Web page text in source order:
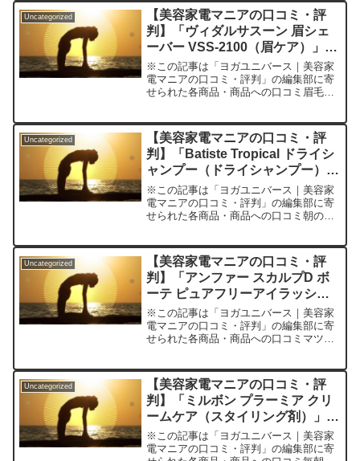
けど「髪を洗う余裕がない」――そんな
経験、ありませんか？仕事...
Uncategorized
【美容家電マニアの口コミ・評
判】「ヴィダルサスーン 眉シェ
ーバー VSS-2100（眉ケア）」を
実際に使ってみた正直感想
※この記事は「ヨガユニバース｜美容家
電マニアの口コミ・評判」の編集部に寄
せられた各商品・商品への口コミ眉毛ケ
定番に迫る眉毛の手入れ、みなさんどう
していますか？「毎回サロ...
Uncategorized
【美容家電マニアの口コミ・評
判】「Batiste Tropical ドライシ
ャンプー（ドライシャンプー）」
を実際に使ってみた正直感想
※この記事は「ヨガユニバース｜美容家
電マニアの口コミ・評判」の編集部に寄
せられた各商品・商品への口コミ朝のバ
朝や、ジムの後、汗ばむ外出先。「あ
あ、髪がベタつく…でも今か...
Uncategorized
【美容家電マニアの口コミ・評
判】「アンファー スカルプD ボ
ーテ ピュアフリーアイラッシュ
（まつげ美容液）」を実際に使っ
てみた正直感想
※この記事は「ヨガユニバース｜美容家
電マニアの口コミ・評判」の編集部に寄
せられた各商品・商品への口コミマツエ
ルプD ボーテ ピュアフリーアイラッシ
ュ」を選んだ理由「最...
Uncategorized
【美容家電マニアの口コミ・評
判】「ミルボン プラーミア クリ
ームケア（スタイリング剤）」を
実際に使ってみた正直感想
※この記事は「ヨガユニバース｜美容家
電マニアの口コミ・評判」の編集部に寄